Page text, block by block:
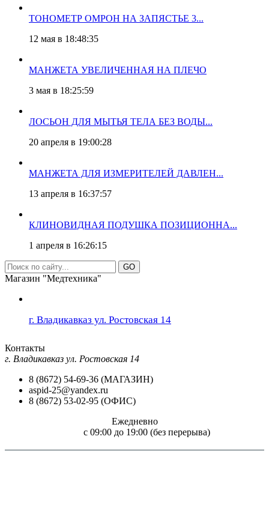
ТОНОМЕТР ОМРОН НА ЗАПЯСТЬЕ 3...
12 мая в 18:48:35
МАНЖЕТА УВЕЛИЧЕННАЯ НА ПЛЕЧО
3 мая в 18:25:59
ЛОСЬОН ДЛЯ МЫТЬЯ ТЕЛА БЕЗ ВОДЫ...
20 апреля в 19:00:28
МАНЖЕТА ДЛЯ ИЗМЕРИТЕЛЕЙ ДАВЛЕН...
13 апреля в 16:37:57
КЛИНОВИДНАЯ ПОДУШКА ПОЗИЦИОННА...
1 апреля в 16:26:15
GO
Магазин "Медтехника"
г. Владикавказ ул. Ростовская 14
Контакты
г. Владикавказ ул. Ростовская 14
8 (8672) 54-69-36 (МАГАЗИН)
aspid-25@yandex.ru
8 (8672) 53-02-95 (ОФИС)
Ежедневно
c 09:00 до 19:00 (без перерыва)